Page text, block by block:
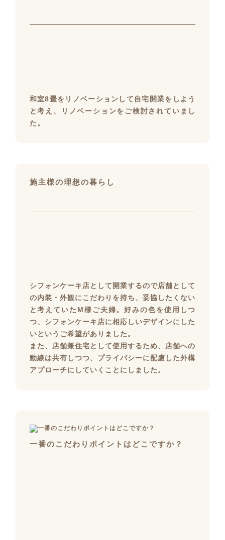
和室8畳をリノベーションして自宅開業をしよう
と考え、リノベーションをご検討されていまし
た。
施主様の理想の暮らし
シフォンケーキ店として開業するので店舗として
の内装・外観にこだわりを持ち、妥協したくない
と考えていたM様ご夫婦。好みの色を使用しつ
つ、シフォンケーキ店に相応しいデザインにした
いというご希望がありました。
また、店舗兼住宅として使用するため、店舗への
動線は共有しつつ、プライバシーに配慮した外構
アプローチにしていくことにしました。
一番のこだわりポイントはどこですか？